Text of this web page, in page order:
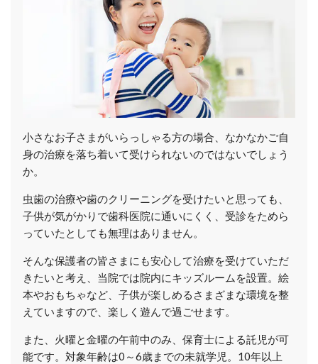
小さなお子さまがいらっしゃる方の場合、なかなかご自
身の治療を落ち着いて受けられないのではないでしょう
か。
虫歯の治療や歯のクリーニングを受けたいと思っても、
子供が気がかりで歯科医院に通いにくく、受診をためら
っていたとしても無理はありません。
そんな保護者の皆さまにも安心して治療を受けていただ
きたいと考え、当院では院内にキッズルームを設置。絵
本やおもちゃなど、子供が楽しめるさまざまな環境を整
えていますので、楽しく遊んで過ごせます。
また、火曜と金曜の午前中のみ、保育士による託児が可
能です。対象年齢は0～6歳までの未就学児。10年以上